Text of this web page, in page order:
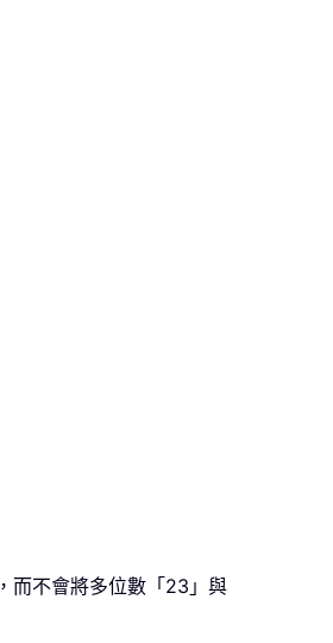
，而不會將多位數「23」與